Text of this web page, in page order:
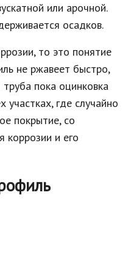
или арочной.
осадков.
то это понятие
не ржавеет быстро,
пока оцинковка
участках, где случайно
покрытие, со
коррозии и его